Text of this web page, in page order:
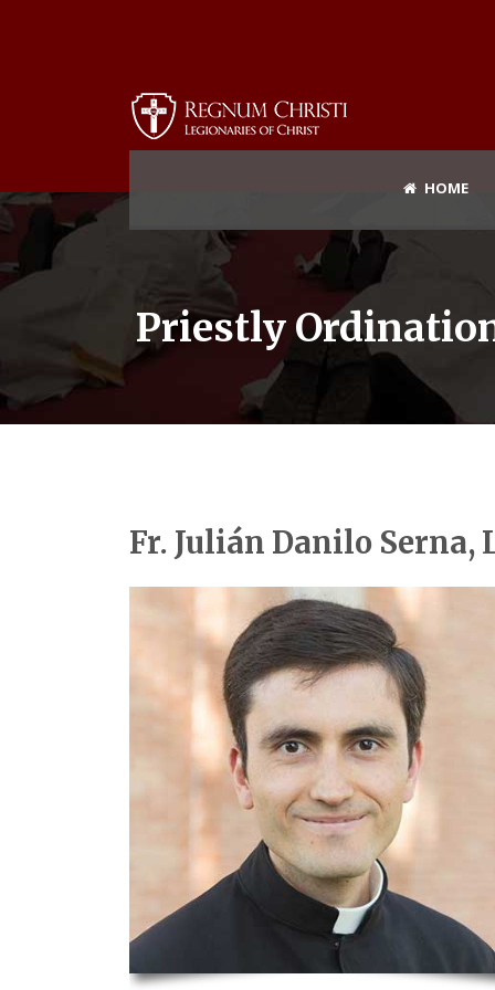
HOME
Priestly
Fr. Julián Danilo Serna,